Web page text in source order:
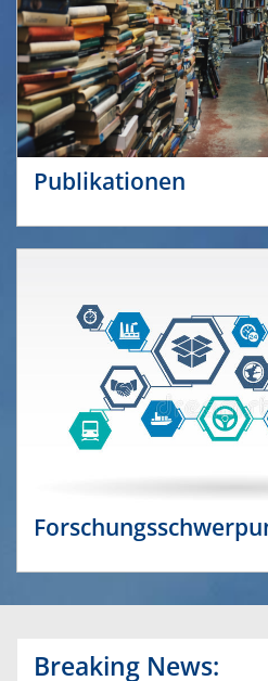
Publikationen
Breaking News: